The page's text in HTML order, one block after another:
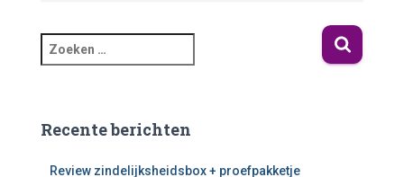
Recente berichten
Review zindelijksheidsbox + proefpakketje